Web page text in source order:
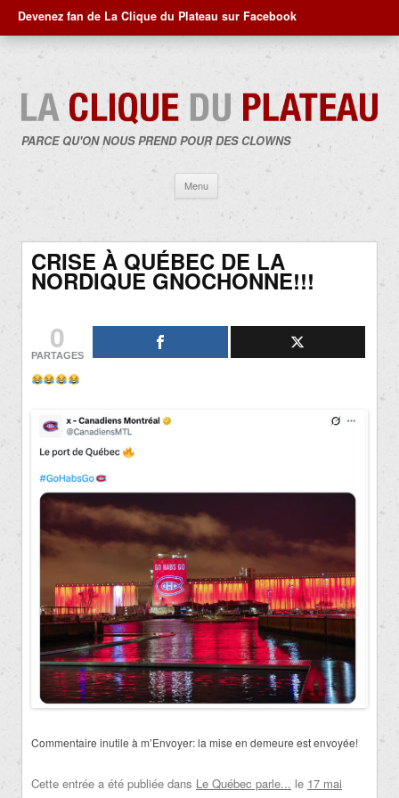
Devenez fan de La Clique du Plateau sur Facebook
PARCE QU'ON NOUS PREND POUR DES CLOWNS
Menu
contenu
CRISE À QUÉBEC DE LA
NORDIQUE GNOCHONNE!!!
0
PARTAGES
Commentaire inutile à m’Envoyer: la mise en demeure est envoyée!
Cette entrée a été publiée dans Le Québec parle... le 17 mai